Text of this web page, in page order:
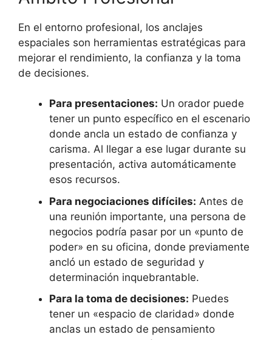
En el entorno profesional, los anclajes
espaciales son herramientas estratégicas para
mejorar el rendimiento, la confianza y la toma
de decisiones.
Para presentaciones: Un orador puede
tener un punto específico en el escenario
donde ancla un estado de confianza y
carisma. Al llegar a ese lugar durante su
presentación, activa automáticamente
esos recursos.
Para negociaciones difíciles: Antes de
una reunión importante, una persona de
negocios podría pasar por un «punto de
poder» en su oficina, donde previamente
ancló un estado de seguridad y
determinación inquebrantable.
Para la toma de decisiones: Puedes
tener un «espacio de claridad» donde
anclas un estado de pensamiento